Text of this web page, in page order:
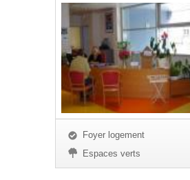
Foyer logement
Espaces verts